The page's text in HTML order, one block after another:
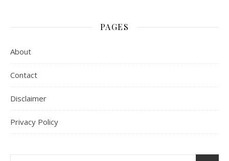
PAGES
About
Contact
Disclaimer
Privacy Policy